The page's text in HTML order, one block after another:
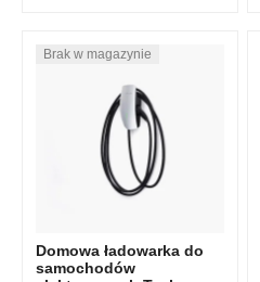
Domowa ładowarka do
samochodów